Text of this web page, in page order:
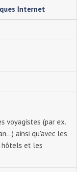
Internet
voyagistes (par ex.
ainsi qu'avec les
hôtels et les